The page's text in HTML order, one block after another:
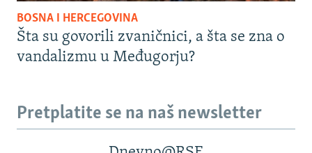
BOSNA I HERCEGOVINA
Šta su govorili zvaničnici, a šta se zna o
vandalizmu u Međugorju?
Pretplatite se na naš newsletter